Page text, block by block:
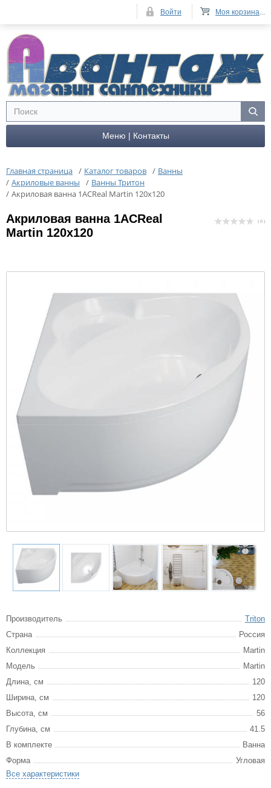
Меню | Контакты
Главная страница / Каталог товаров / Ванны
/ Акриловые ванны / Ванны Тритон
/ Акриловая ванна 1ACReal Martin 120х120
Акриловая ванна 1ACReal
Martin 120х120
( 0 )
Производитель
Triton
Страна
Россия
Коллекция
Martin
Модель
Martin
Длина, см
120
Ширина, см
120
Высота, см
56
Глубина, см
41.5
В комплекте
Ванна
Форма
Угловая
Все характеристики
Моя корзина...
Войти